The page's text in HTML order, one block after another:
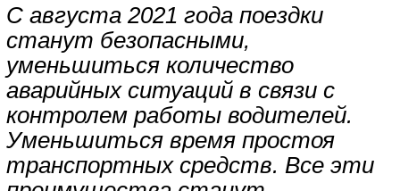
С августа 2021 года поездки
станут безопасными,
уменьшиться количество
аварийных ситуаций в связи с
контролем работы водителей.
Уменьшиться время простоя
транспортных средств. Все эти